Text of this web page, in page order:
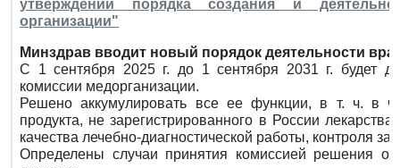
утверждении порядка создания и
организации"
Минздрав вводит новый порядок деятельности
С 1 сентября 2025 г. до 1 сентября 2031 г. будет
комиссии медорганизации.
Решено аккумулировать все ее функции, в т. ч. в
продукта, не зарегистрированного в России
качества лечебно-диагностической работы, контроля
Определены случаи принятия комиссией решения о